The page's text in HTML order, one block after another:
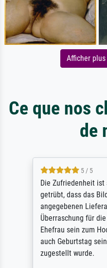
Afficher
Ce que nos
de
5 / 5
Die Zufriedenheit ist
getrübt, dass das
angegebenen
Überraschung für
Ehefrau sein zum
auch Geburtstag
zugestellt wurde.